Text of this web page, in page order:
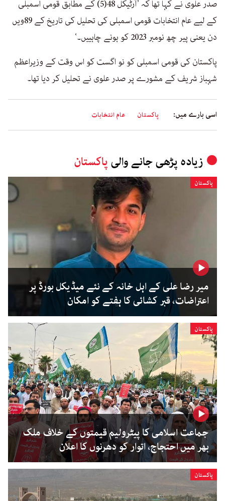
صدر علوی نے کہا تھا کہ ’آرٹیکل 48(5) کے مطابق قومی اسمبلی
کے لیے عام انتخابات قومی اسمبلی کی تحلیل کی تاریخ کے 89ویں
دن یعنی پیر چھ نومبر 2023 کو ہونے چاہییں۔‘
پاکستان کی قومی اسمبلی کو نو اگست کو اس وقت کے وزیراعظم
شہباز شریف کے مشورے پر صدر علوی نے تحلیل کر دیا تھا۔
اسی بارے میں: پاکستان عام انتخابات
زیادہ پڑھی جانے والی پاکستان
پاکستان
میر رضا علی کے اہل خانہ کے نئے میڈیکل بورڈ پر
اعتراضات، قبر کشائی کا ہفتے کو امکان
پاکستان
جماعت اسلامی کا پیٹرولیم قیمتوں کے خلاف ملک
بھر میں احتجاج، اتوار کو دھرنوں کا اعلان
پاکستان